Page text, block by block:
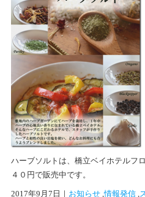
ハーブソルトは、橋立ベイホテルフ
４０円で販売中です。
2017年9月7日 ｜ お知らせ ,情報発信 ,